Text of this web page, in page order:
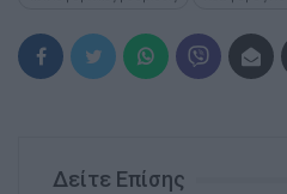
Δείτε Επίσης